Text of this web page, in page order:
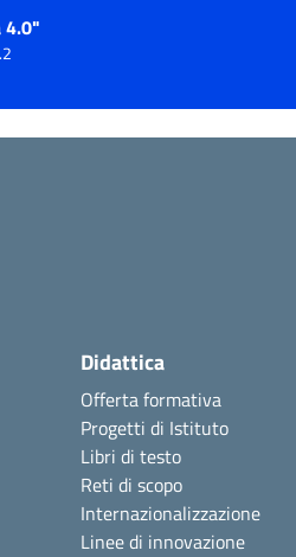
4.0"
Didattica
Offerta formativa
Progetti di Istituto
Libri di testo
Reti di scopo
Internazionalizzazione
Linee di innovazione